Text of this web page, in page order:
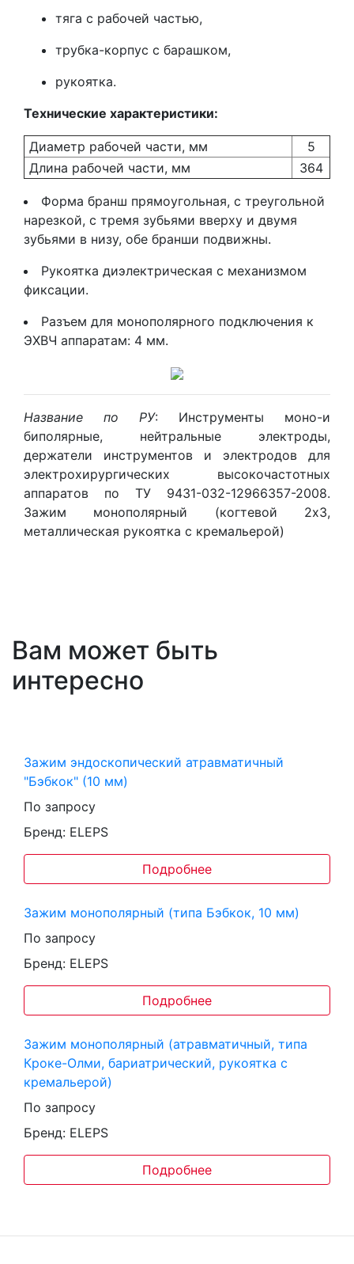
тяга с рабочей частью,
трубка-корпус с барашком,
рукоятка.
Технические характеристики:
Диаметр рабочей части, мм
5
Длина рабочей части, мм
364
Форма бранш прямоугольная, с треугольной
нарезкой, с тремя зубьями вверху и двумя
зубьями в низу, обе бранши подвижны.
Рукоятка диэлектрическая с механизмом
фиксации.
Разъем для монополярного подключения к
ЭХВЧ аппаратам: 4 мм.
Название по РУ: Инструменты моно-и
биполярные, нейтральные электроды,
держатели инструментов и электродов для
электрохирургических высокочастотных
аппаратов по ТУ 9431-032-12966357-2008.
Зажим монополярный (когтевой 2х3,
металлическая рукоятка с кремальерой)
Вам может быть
интересно
Зажим эндоскопический атравматичный
"Бэбкок" (10 мм)
По запросу
Бренд: ELEPS
Подробнее
Зажим монополярный (типа Бэбкок, 10 мм)
По запросу
Бренд: ELEPS
Подробнее
Зажим монополярный (атравматичный, типа
Кроке-Олми, бариатрический, рукоятка с
кремальерой)
По запросу
Бренд: ELEPS
Подробнее